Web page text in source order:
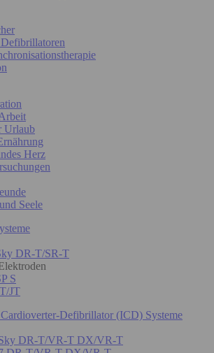
Urlaub
Herz
Seele
DR-T/SR-T
S
JT
Defibrillator (ICD) Systeme
DR-T/VR-T DX/VR-T